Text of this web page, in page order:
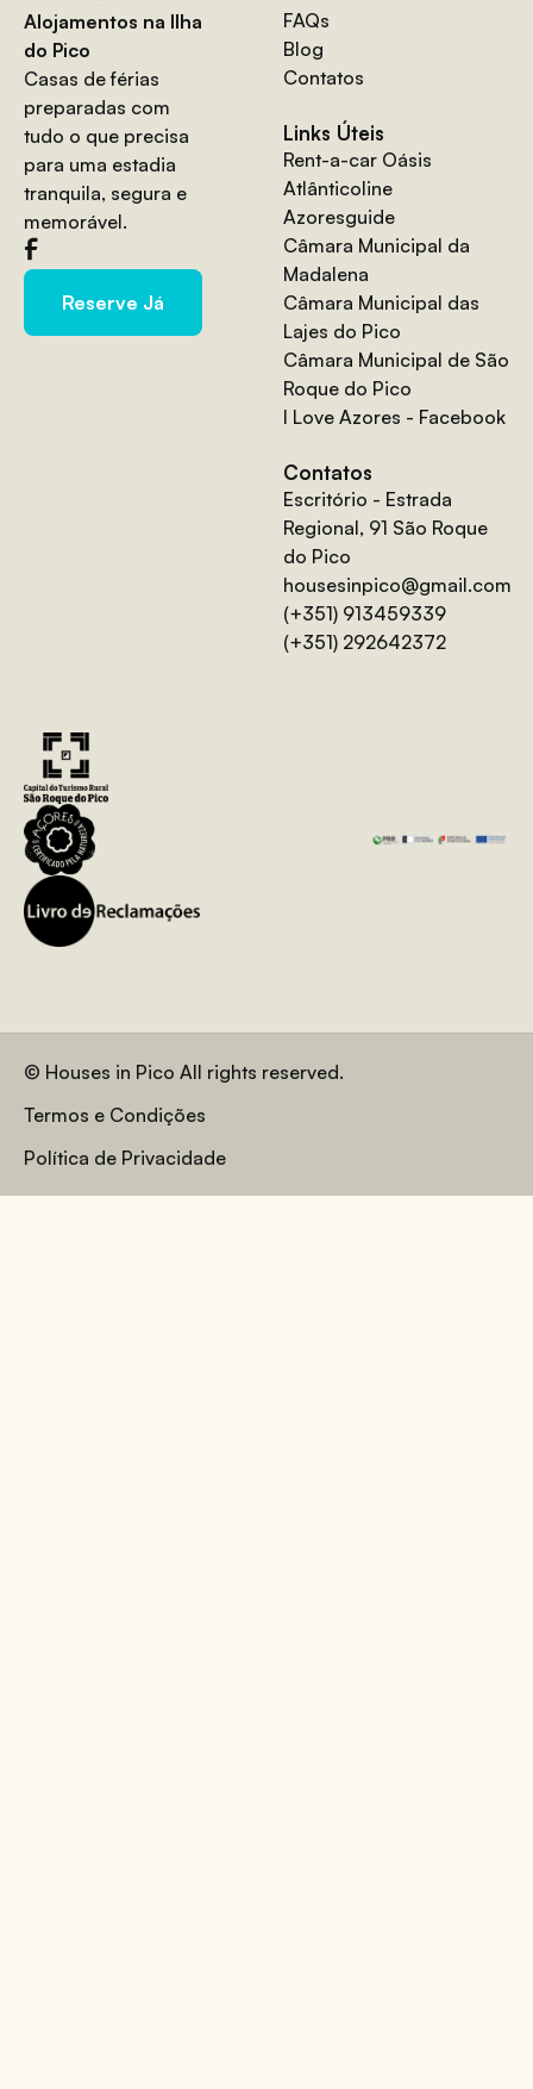
Alojamentos na Ilha
do Pico
Casas de férias
preparadas com
tudo o que precisa
para uma estadia
tranquila, segura e
memorável.
Reserve Já
FAQs
Blog
Contatos
Links Úteis
Rent-a-car Oásis
Atlânticoline
Azoresguide
Câmara Municipal da
Madalena
Câmara Municipal das
Lajes do Pico
Câmara Municipal de São
Roque do Pico
I Love Azores - Facebook
Contatos
Escritório - Estrada
Regional, 91 São Roque
do Pico
housesinpico@gmail.com
(+351) 913459339
(+351) 292642372
© Houses in Pico All rights reserved.
Termos e Condições
Política de Privacidade